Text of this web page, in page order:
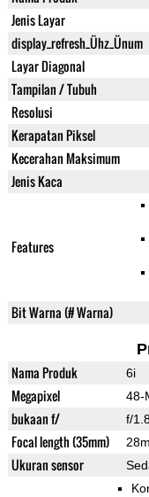
Jenis Layar
display_refresh_Ühz_Ünum
Layar Diagonal
Tampilan / Tubuh
Resolusi
Kerapatan Piksel
Kecerahan Maksimum
Jenis Kaca
Features
Bit Warna (# Warna)
Nama Produk 6i
Megapixel 48-
bukaan f/ f/
Focal length (35mm)
Ukuran sensor